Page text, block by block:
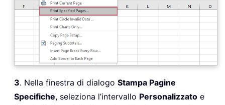
3. Nella finestra di dialogo Stampa Pagine
Specifiche, seleziona l’intervallo Personalizzato e